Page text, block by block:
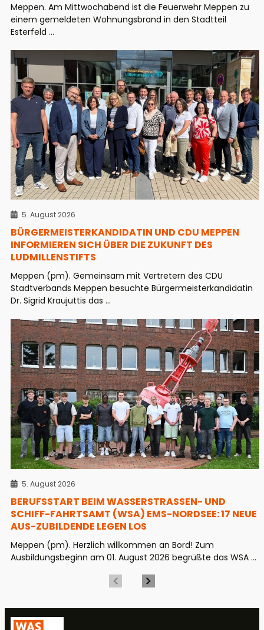
Meppen. Am Mittwochabend ist die Feuerwehr Meppen zu
einem gemeldeten Wohnungsbrand in den Stadtteil
Esterfeld ...
5. August 2026
BÜRGERMEISTERKANDIDATIN UND CDU MEPPEN
INFORMIEREN SICH ÜBER DIE ZUKUNFT DES
LUDMILLENSTIFTS
Meppen (pm). Gemeinsam mit Vertretern des CDU
Stadtverbands Meppen besuchte Bürgermeisterkandidatin
Dr. Sigrid Kraujuttis das ...
5. August 2026
BERUFSSTART BEIM WASSERSTRASSEN- UND S
CHIFF-FAHRTSAMT (WSA) EMS-NORDSEE: 17 NEUE A
US-ZUBILDENDE LEGEN LOS
Meppen (pm). Herzlich willkommen an Bord! Zum
Ausbildungsbeginn am 01. August 2026 begrüßte das WSA ...